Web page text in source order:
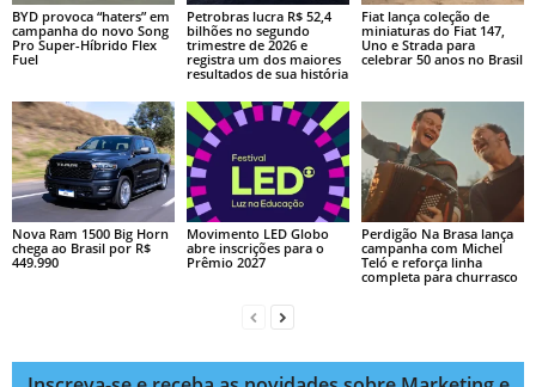
BYD provoca “haters” em
campanha do novo Song
Pro Super-Híbrido Flex
Fuel
Petrobras lucra R$ 52,4
bilhões no segundo
trimestre de 2026 e
registra um dos maiores
resultados de sua história
Fiat lança coleção de
miniaturas do Fiat 147,
Uno e Strada para
celebrar 50 anos no Brasil
Nova Ram 1500 Big Horn
chega ao Brasil por R$
449.990
Movimento LED Globo
abre inscrições para o
Prêmio 2027
Perdigão Na Brasa lança
campanha com Michel
Teló e reforça linha
completa para churrasco